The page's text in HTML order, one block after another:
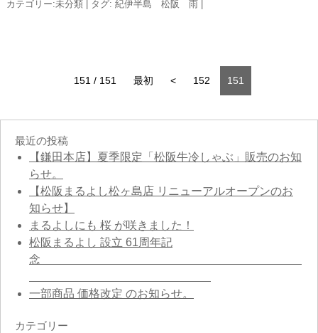
カテゴリー:未分類 タグ: 紀伊半島 松阪 雨
151 / 151 最初 < 152 151
最近の投稿
【鎌田本店】夏季限定「松阪牛冷しゃぶ」販売のお知
らせ。
【松阪まるよし松ヶ島店 リニューアルオープンのお
知らせ】
まるよしにも 桜 が咲きました！
松阪まるよし 設立 61周年記
念
一部商品 価格改定 のお知らせ。
カテゴリー